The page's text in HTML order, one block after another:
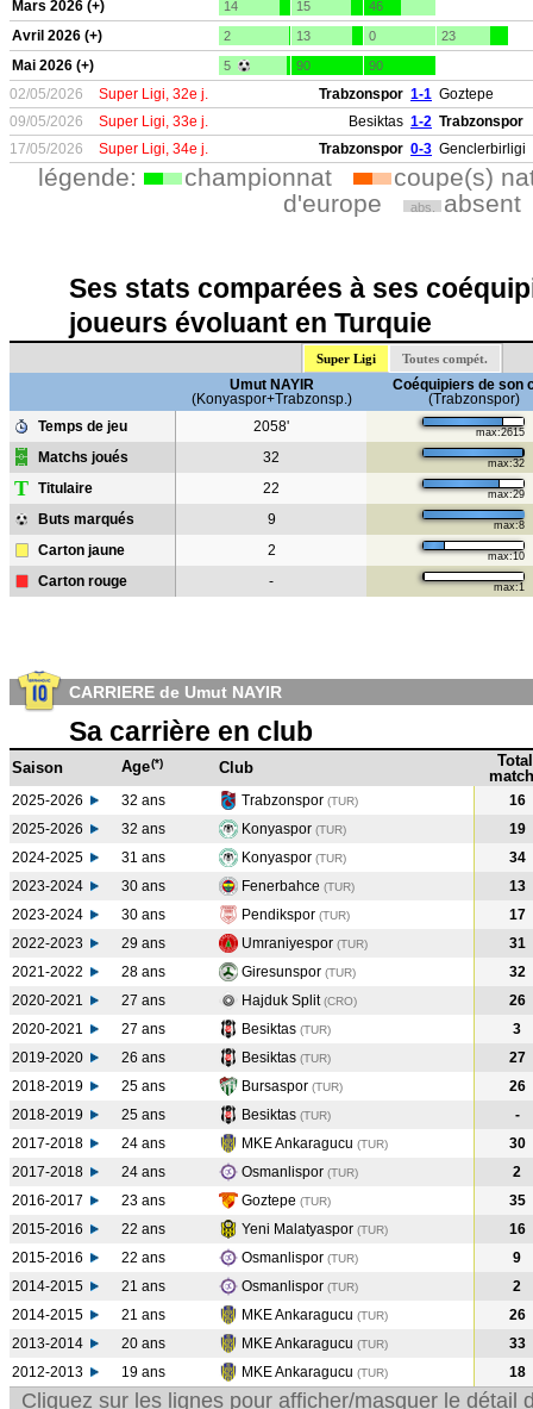
Mars 2026 (+) 14 15 46
Avril 2026 (+) 2 13 0 23
Mai 2026 (+) 5 90 90
02/05/2026 Super Ligi, 32e j. Trabzonspor 1-1 Goztepe
09/05/2026
Super Ligi, 33e j. Besiktas 1-2 Trabzonspor
17/05/2026
Super Ligi, 34e j. Trabzonspor 0-3 Genclerbirligi
légende: championnat
coupe(s)
d'europe
abs. absent
Ses stats comparées à ses
joueurs évoluant en Turquie
Super Ligi Toutes compét.
Umut NAYIR
(Konyaspor+Trabzonsp.)
Coéquipiers de son
(Trabzonspor)
Temps de jeu
2058' max:2615
Matchs joués 32 max:32
T Titulaire 22 max:29
Buts marqués 9 max:8
Carton jaune 2 max:10
Carton rouge - max:1
CARRIERE de Umut NAYIR
Sa carrière en club
Saison Age(*) Club
Total
2025-2026 32 ans Trabzonspor (TUR)
16
2025-2026
32 ans Konyaspor (TUR)
19
2024-2025
31 ans Konyaspor (TUR)
34
2023-2024
30 ans Fenerbahce (TUR)
13
2023-2024
30 ans Pendikspor (TUR)
17
2022-2023
29 ans Umraniyespor (TUR)
31
2021-2022
28 ans Giresunspor (TUR)
32
2020-2021
27 ans Hajduk Split(CRO)
26
2020-2021
27 ans Besiktas (TUR)
3
2019-2020
26 ans Besiktas (TUR)
27
2018-2019
25 ans Bursaspor (TUR)
26
2018-2019
25 ans Besiktas (TUR)
-
2017-2018
24 ans MKE Ankaragucu (TUR)
30
2017-2018
24 ans Osmanlispor (TUR)
2
2016-2017
23 ans Goztepe (TUR)
35
2015-2016
22 ans Yeni Malatyaspor (TUR)
16
2015-2016
22 ans Osmanlispor (TUR)
9
2014-2015
21 ans Osmanlispor (TUR)
2
2014-2015
21 ans MKE Ankaragucu (TUR)
26
2013-2014
20 ans MKE Ankaragucu (TUR)
33
2012-2013
19 ans MKE Ankaragucu (TUR) 18
Cliquez sur les lignes pour afficher/masquer le détail